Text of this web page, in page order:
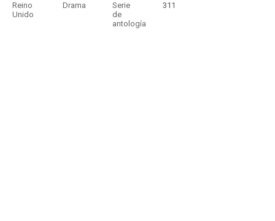
Reino
Unido
Drama
Serie
de
antología
311